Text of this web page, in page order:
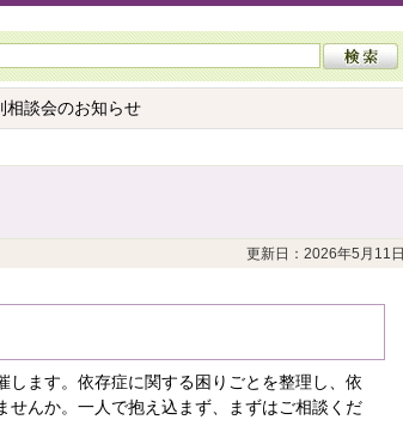
相談会のお知らせ
更新日：2026年5月11日
ます。依存症に関する困りごとを整理し、依
んか。一人で抱え込まず、まずはご相談くだ